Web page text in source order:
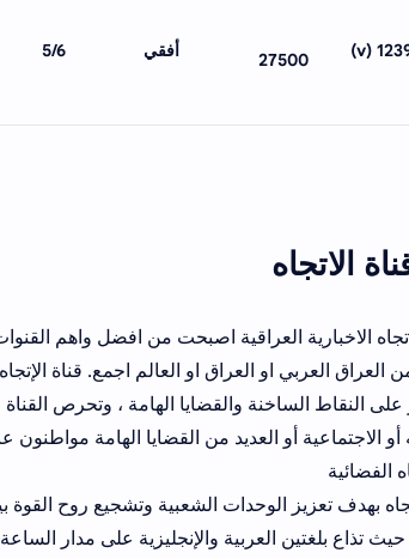
27500 أفقي 5/6
الاتجاه
الاخبارية العراقية اصبحت من افضل واهم
العراق العربي او العراق او العالم اجمع. قناة
النقاط الساخنة والقضايا الهامة ، وتحرص
أو الاجتماعية أو العديد من القضايا الهامة
الفضائية
بهدف تعزيز الوحدات الشعبية وتشجيع روح القوة
تذاع بلغتين العربية والإنجليزية على مدار